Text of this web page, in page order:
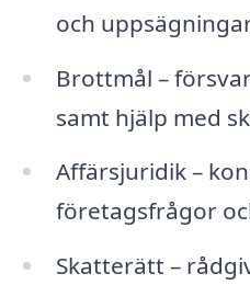
och
Brottmål –
samt hjälp med
Affärsjuridik –
företagsfrågor
Skatterätt –